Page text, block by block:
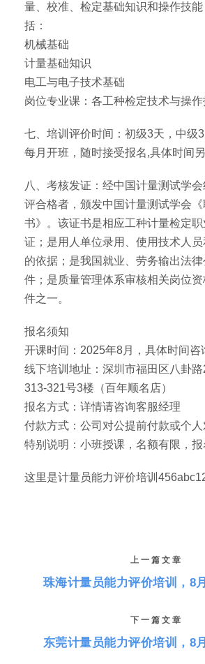
量、校准、检定基础知识和操作技
括：
机械基础
计量基础知识
电工与电子技术基础
岗位专业课：各工种检定技术与操
七、培训评价时间：初级3天，中级3
每月开班，随时接受报名,具体时间另
八、考核发证：经中国计量测试学
评合格者，颁发中国计量测试学会
书》。该证书是相应工种计量检定
证；是用人单位录用、使用技术人
的依据；是我国就业、劳务输出法
件；是质量管理体系审核相关岗位
件之一。
报名须知
开课时间：2025年8月，具体时间咨
线下培训地址：深圳市福田区八卦
313-321号3楼（百年顺名店）
报名方式：详情请咨询客服经理
付款方式：公司对公提前付款或个
特别说明：小班授课，名额有限，报
这里是计量员能力评价培训
上一篇文章
珠海计量员能力评价培训，8
下一篇文章
东莞计量员能力评价培训，8